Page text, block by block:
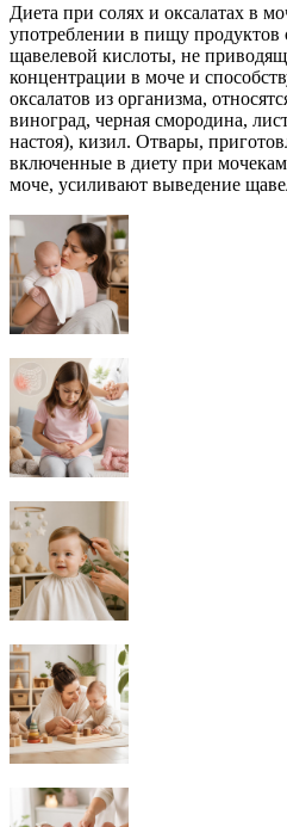
Диета при солях и оксалатах в
употреблении в пищу
щавелевой кислоты, не
концентрации в моче и
оксалатов из организма,
виноград, черная смородина,
настоя), кизил. Отвары,
включенные в диету при
моче, усиливают выведение